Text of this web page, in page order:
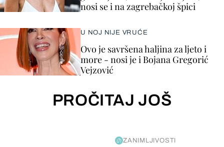
nosi se i na zagrebačkoj špici
U NOJ NIJE VRUĆE
Ovo je savršena haljina za ljeto i
more - nosi je i Bojana Gregorić
Vejzović
PROČITAJ JOŠ
ZANIMLJIVOSTI